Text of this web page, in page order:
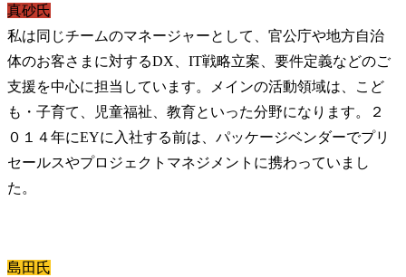
真砂氏
私は同じチームのマネージャーとして、官公庁や地方自治
体のお客さまに対するDX、IT戦略立案、要件定義などのご
支援を中心に担当しています。メインの活動領域は、こど
も・子育て、児童福祉、教育といった分野になります。２
０１４年にEYに入社する前は、パッケージベンダーでプリ
セールスやプロジェクトマネジメントに携わっていまし
た。
島田氏